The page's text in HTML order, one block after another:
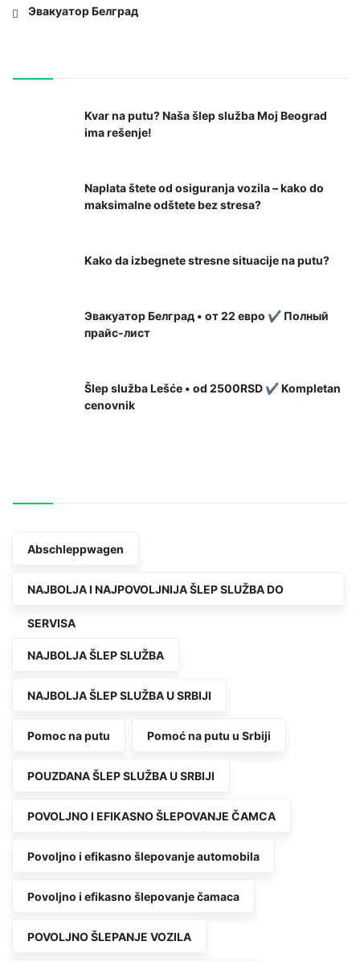
Эвакуатор Белград
Kvar na putu? Naša šlep služba Moj Beograd
ima rešenje!
Naplata štete od osiguranja vozila – kako do
maksimalne odštete bez stresa?
Kako da izbegnete stresne situacije na putu?
Эвакуатор Белград • от 22 евро ✔️ Полный
прайс-лист
Šlep služba Lešće • od 2500RSD ✔️ Kompletan
cenovnik
Abschleppwagen
NAJBOLJA I NAJPOVOLJNIJA ŠLEP SLUŽBA DO
SERVISA
NAJBOLJA ŠLEP SLUŽBA
NAJBOLJA ŠLEP SLUŽBA U SRBIJI
Pomoc na putu Pomoć na putu u Srbiji
POUZDANA ŠLEP SLUŽBA U SRBIJI
POVOLJNO I EFIKASNO ŠLEPOVANJE ČAMCA
Povoljno i efikasno šlepovanje automobila
Povoljno i efikasno šlepovanje čamaca
POVOLJNO ŠLEPANJE VOZILA